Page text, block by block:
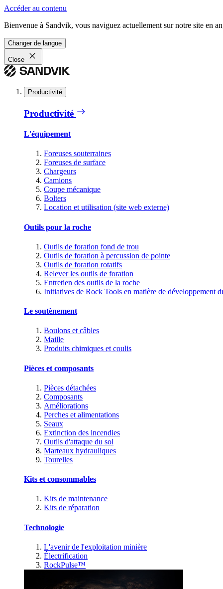
Accéder au contenu
Bienvenue à Sandvik, vous naviguez actuellement sur notre site en
Changer de langue
Close
Productivité
Productivité
L'équipement
Foreuses souterraines
Foreuses de surface
Chargeurs
Camions
Coupe mécanique
Bolters
Location et utilisation (site web externe)
Outils pour la roche
Outils de foration fond de trou
Outils de foration à percussion de pointe
Outils de foration rotatifs
Relever les outils de foration
Entretien des outils de la roche
Initiatives de Rock Tools en matière de développement
Le soutènement
Boulons et câbles
Maille
Produits chimiques et coulis
Pièces et composants
Pièces détachées
Composants
Améliorations
Perches et alimentations
Seaux
Extinction des incendies
Outils d'attaque du sol
Marteaux hydrauliques
Tourelles
Kits et consommables
Kits de maintenance
Kits de réparation
Technologie
L'avenir de l'exploitation minière
Électrification
RockPulse™